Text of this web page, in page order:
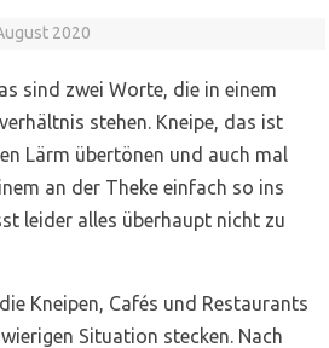
2020
sind zwei Worte, die in einem
stehen. Kneipe, das ist
Lärm übertönen und auch mal
an der Theke einfach so ins
leider alles überhaupt nicht zu
Kneipen, Cafés und Restaurants
Situation stecken. Nach